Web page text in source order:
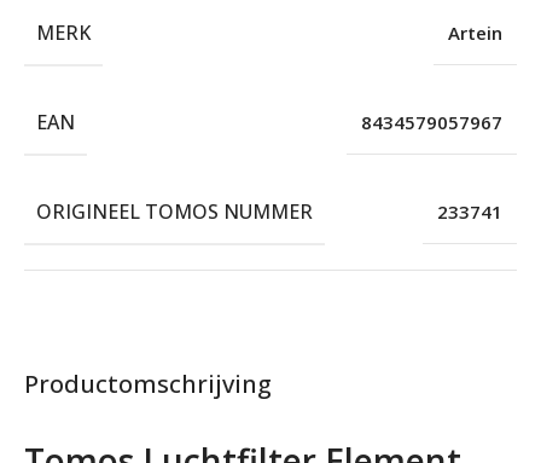
Productomschrijving
MERK Artein
EAN 8434579057967
ORIGINEEL TOMOS NUMMER 233741